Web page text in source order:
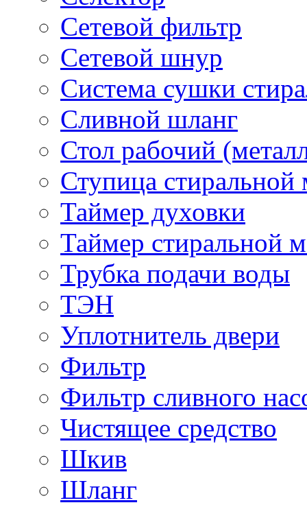
Сетевой фильтр
Сетевой шнур
Система сушки
Сливной шланг
Стол рабочий
Ступица
Таймер духовки
Таймер стиральной
Трубка подачи воды
ТЭН
Уплотнитель двери
Фильтр
Фильтр сливного
Чистящее средство
Шкив
Шланг